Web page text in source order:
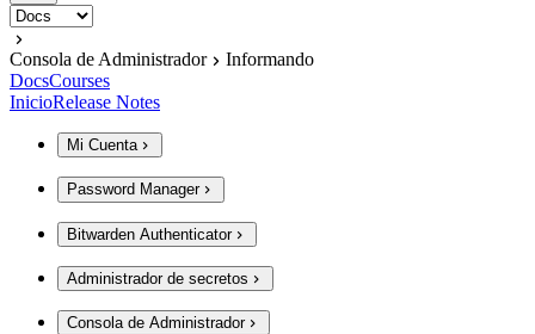
Consola de Administrador
Informando
DocsCourses
InicioRelease Notes
Mi Cuenta
Password Manager
Bitwarden Authenticator
Administrador de secretos
Consola de Administrador